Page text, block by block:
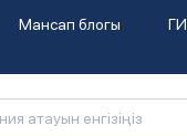
Мансап блогы